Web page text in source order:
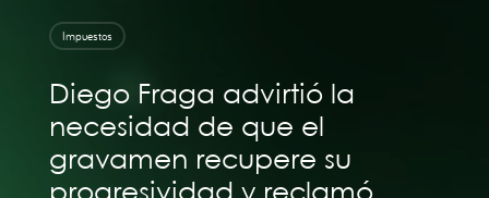
Impuestos
Diego Fraga advirtió la
necesidad de que el
gravamen recupere su